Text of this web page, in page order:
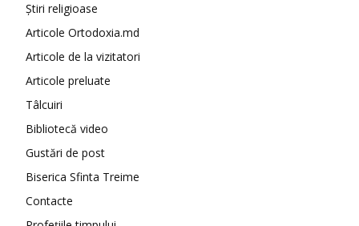
Știri religioase
Articole Ortodoxia.md
Articole de la vizitatori
Articole preluate
Tâlcuiri
Bibliotecă video
Gustări de post
Biserica Sfinta Treime
Contacte